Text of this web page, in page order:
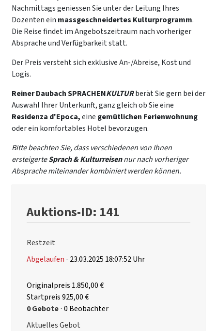
Nachmittags geniessen Sie unter der Leitung Ihres
Dozenten ein massgeschneidertes Kulturprogramm.
Die Reise findet im Angebotszeitraum nach vorheriger
Absprache und Verfügbarkeit statt.
Der Preis versteht sich exklusive An-/Abreise, Kost und
Logis.
Reiner Daubach SPRACHENKULTURberät Sie gern bei der
Auswahl Ihrer Unterkunft, ganz gleich ob Sie eine
Residenza d'Epoca,eine gemütlichen Ferienwohnung
oder ein komfortables Hotel bevorzugen.
Bitte beachten Sie, dass verschiedenen von Ihnen
ersteigerteSprach & Kulturreisennur nach vorheriger
Absprache miteinander kombiniert werden können.
Auktions-ID: 141
Restzeit
Abgelaufen · 23.03.2025 18:07:52 Uhr
Originalpreis 1.850,00 €
Startpreis925,00 €
0 Gebote· 0 Beobachter
Aktuelles Gebot